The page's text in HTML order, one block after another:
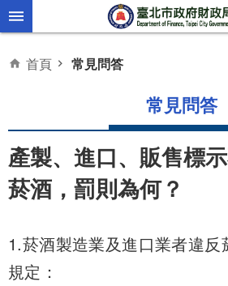
跳到主要內容區塊
首頁 常見問答
常見問答
產製、進口、販售標
菸酒，罰則為何？
1.菸酒製造業及進口業者違
規定：